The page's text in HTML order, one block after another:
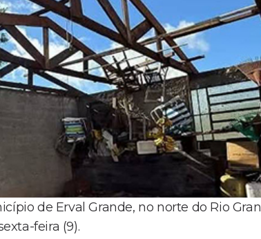
de Erval Grande, no norte do Rio
feira (9).